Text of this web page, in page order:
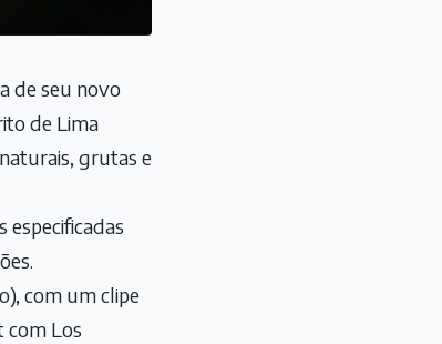
de seu novo
de Lima
grutas e
com um clipe
com Los